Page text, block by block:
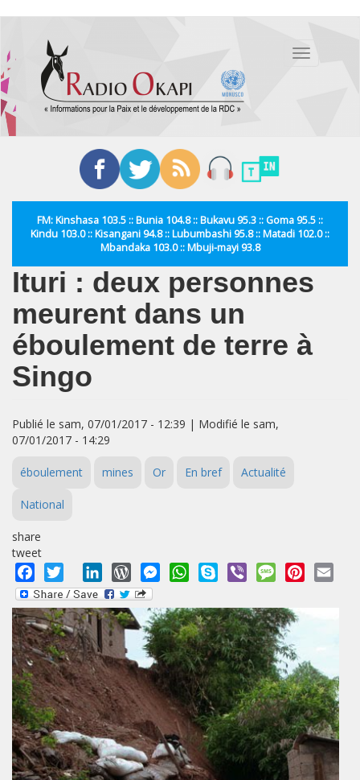
contenu
principal
Toggle
FM: Kinshasa 103.5 :: Bunia 104.8 :: Bukavu 95.3 :: Goma 95.5 ::
Kindu 103.0 :: Kisangani 94.8 :: Lubumbashi 95.8 :: Matadi 102.0 ::
Mbandaka 103.0 :: Mbuji-mayi 93.8
Ituri : deux personnes
meurent dans un
éboulement de terre à
Singo
Publié le sam, 07/01/2017 - 12:39 | Modifié le sam,
07/01/2017 - 14:29
éboulement mines Or En bref Actualité
National
share
tweet
Facebook
Twitter LinkedInWordPressMessengerWhatsApp
Skype Viber MessagePinterest